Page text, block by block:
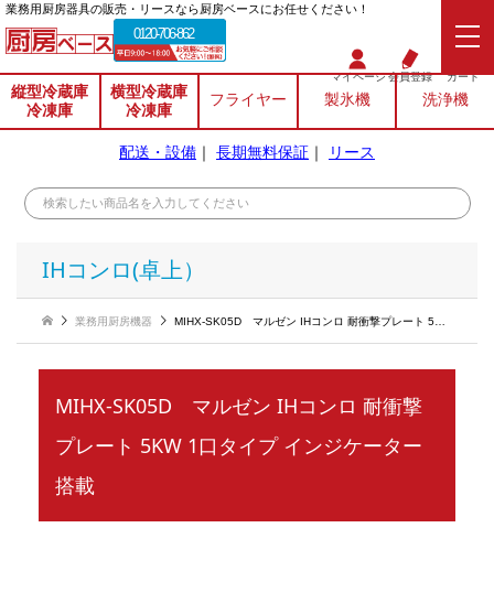
業務⽤厨房器具の販売・リースなら厨房ベースにお任せください！
0120-706-862
マイページ会員登録 カート
縦型冷蔵庫
冷凍庫
横型冷蔵庫
冷凍庫
フライヤー 製氷機 洗浄機
配送・設備 ｜ 長期無料保証 ｜ リース
IHコンロ(卓上）
業務用厨房機器 MIHX-SK05D マルゼン IHコンロ 耐衝撃プレート 5KW 1口タイプ インジケーター搭載
MIHX-SK05D マルゼン IHコンロ 耐衝撃
プレート 5KW 1口タイプ インジケーター
搭載